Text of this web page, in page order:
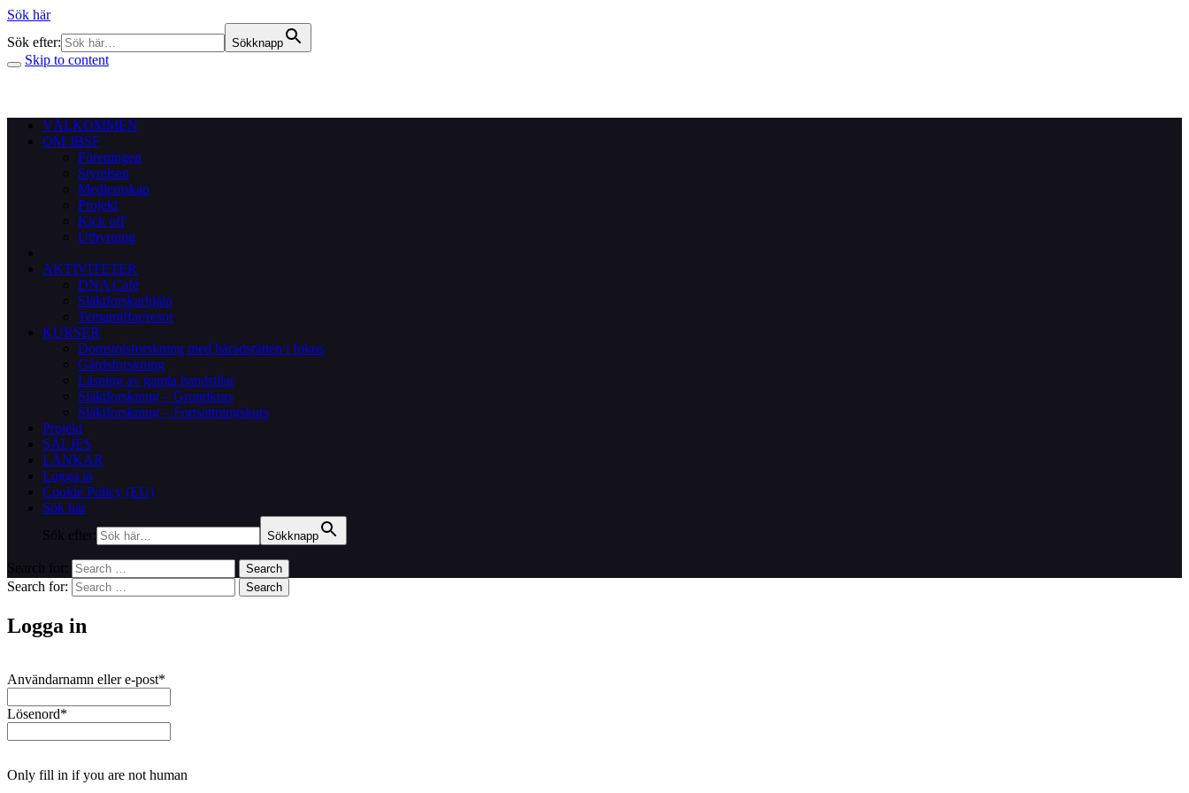
Sök här
Sök efter:
Sökknapp
Skip to content
VÄLKOMMEN
OM JBSF
Föreningen
Styrelsen
Medlemskap
Projekt
Kick off
Uthyrning
AKTIVITETER
DNA Café
Släktforskarhjälp
Tematräffar/resor
KURSER
Domstolsforskning med häradsrätten i fokus
Gårdsforskning
Läsning av gamla handstilar
Släktforskning – Grundkurs
Släktforskning – Fortsättningskurs
Projekt
SÄLJES
LÄNKAR
Logga in
Cookie Policy (EU)
Sök här
Sök efter:
Sökknapp
Search for: Search
Search for: Search
Logga in
Användarnamn eller e-post*
Lösenord*
Only fill in if you are not human